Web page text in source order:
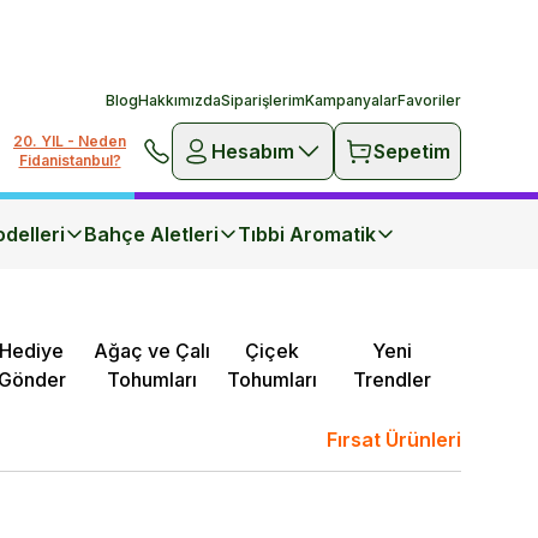
BlogHakkımızdaSiparişlerimKampanyalarFavoriler
20. YIL - Neden
Fidanistanbul?
Hesabım Sepetim
Bahçe Aletleri Tıbbi Aromatik
Hediye
Gönder
Ağaç ve Çalı
Tohumları
Çiçek
Tohumları
Yeni
Trendler
Fırsat Ürünleri